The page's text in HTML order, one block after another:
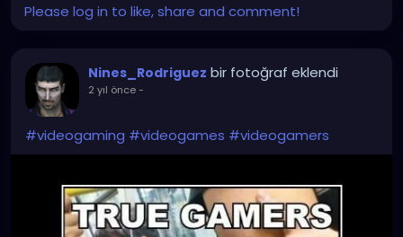
Please log in to like, share and comment!
Nines_Rodriguez bir fotoğraf eklendi
2 yıl önce-
#videogaming #videogames #videogamers